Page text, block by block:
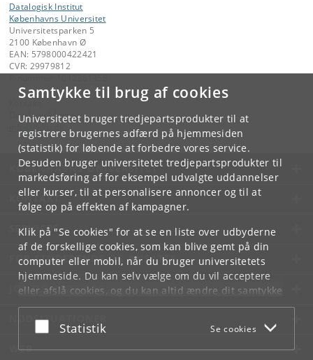
Samtykke til brug af cookies
Universitetet bruger tredjepartsprodukter til at
registrere brugernes adfærd på hjemmesiden
(statistik) for løbende at forbedre vores service.
Desuden bruger universitetet tredjepartsprodukter til
markedsføring af for eksempel udvalgte uddannelser
eller kurser, til at personalisere annoncer og til at
følge op på effekten af kampagner.
Klik på "Se cookies" for at se en liste over udbyderne
af de forskellige cookies, som kan blive gemt på din
computer eller mobil, når du bruger universitetets
hjemmeside. Du kan selv vælge om du vil acceptere
eller afslå cookies, og du kan altid ændre dit samtykke
underCookie- og privatlivspolitiksom du finder i
bunden af hver side.
Acceptér eller afslå
Statistik Se cookies
Datalogisk Institut
Københavns Universitet
Universitetsparken 5
2100 København Ø
EAN: 5798000422421
CVR: 29979812
Datalogisk Institut
KØBENHAVNS UNIVERSITET
KONTAKT
SERVICES
FOR STUDERENDE OG ANSATTE
JOB OG KARRIERE
NØDSITUATIONER
WEB